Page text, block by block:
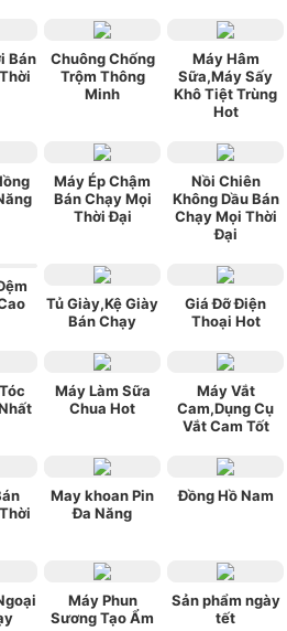
Bán
Chuông Chống
Trộm Thông
Minh
Máy Hâm
Sữa,Máy Sấy
Khô Tiệt Trùng
Hot
Máy Ép Chậm
Bán Chạy Mọi
Thời Đại
Nồi Chiên
Không Dầu Bán
Chạy Mọi Thời
Đại
Tủ Giày,Kệ Giày
Bán Chạy
Giá Đỡ Điện
Thoại Hot
Máy Làm Sữa
Chua Hot
Máy Vắt
Cam,Dụng Cụ
Vắt Cam Tốt
May khoan Pin
Đa Năng
Đồng Hồ Nam
Máy Phun
Sương Tạo Ẩm
Sản phẩm ngày
tết